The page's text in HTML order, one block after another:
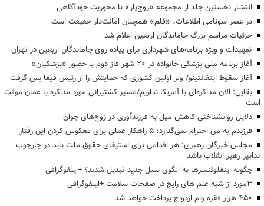
انتشار نخستین جلد از مجموعه «زوج‌یار» با محوریت خودآگاهی
در عصر سونامی اطلاعات، «قلم» همچنان امانت‌دار حقیقت است
جزئیات مراسم بزرگ جاماندگان اربعین اعلام شد
تمهیدات و ویژه برنامه‌های شهرداری برای پیاده روی جاماندگان اربعین در تهران
آغاز برنامه ملی پزشکی خانواده در ۲۰ شهر فاز دوم با حضور «پزشکیان»
آغاز سقوط اینفانتینو/ ولز اولین کشوری که حمایتش را از رئیس فیفا پس گرفت
بقایی: الان مذاکره‌ای با آمریکا نداریم/مسیر کشتیرانی مورد مذاکره با عمان موقت
است
دلایل روانشناختی کاهش میل به فرزندآوری در زوج‌های جوان
فرزندم به من احترام نمی‌گذارد؛ ۵ راهکار عملی برای معکوس کردن این رفتار
مجلس خبرگان رهبری: هر اقدامی برای استیفای حقوق ملت باید در چارچوب
تدابیر رهبر انقلاب باشد
چگونه اینفلوئنسرها به الگوی نسل جدید تبدیل شدند؟ +اینفوگرافی
3مورد از شبه علم های رایج در صفحات سلامت +اینفوگرافی
۴۵۰ هزار فقره وام ازدواج پرداخت خواهد شد